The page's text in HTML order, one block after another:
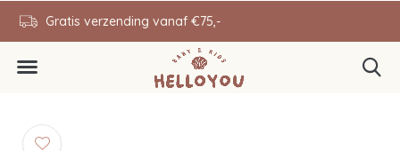
Gratis verzending vanaf €75,-